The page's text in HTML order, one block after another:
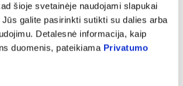
šioje svetainėje naudojami slapukai
galite pasirinkti sutikti su dalies arba
Detalesnė informacija, kaip
duomenis, pateikiama Privatumo
100 mg